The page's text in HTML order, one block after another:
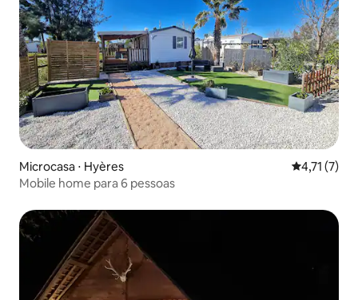
Microcasa ⋅ Hyères 4,71 de
4,71 (7)
Mobile home para 6 pessoas